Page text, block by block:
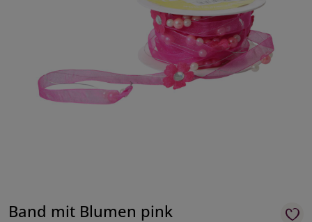
Band mit Blumen pink